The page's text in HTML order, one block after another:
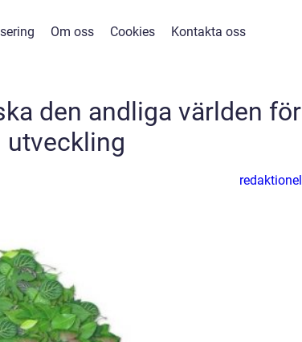
Om oss Cookies Kontakta oss
den andliga världen för
utveckling
redaktionel